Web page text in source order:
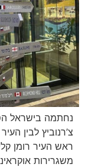
נחתמה בישראל
צ’רנוביץ לבין
ראש העיר רומן